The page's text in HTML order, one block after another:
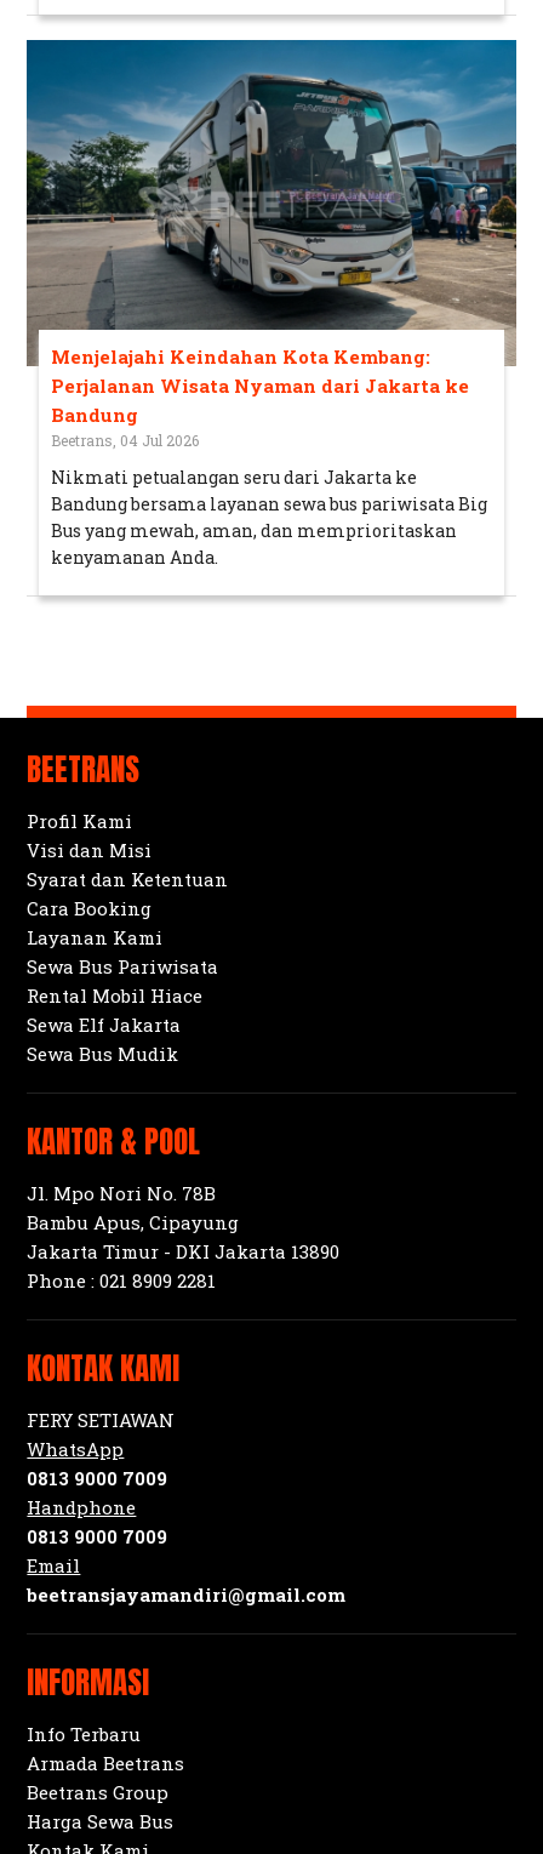
Menjelajahi Keindahan Kota Kembang:
Perjalanan Wisata Nyaman dari Jakarta ke
Bandung
Beetrans, 04 Jul 2026
Nikmati petualangan seru dari Jakarta ke
Bandung bersama layanan sewa bus pariwisata Big
Bus yang mewah, aman, dan memprioritaskan
kenyamanan Anda.
BEETRANS
Profil Kami
Visi dan Misi
Syarat dan Ketentuan
Cara Booking
Layanan Kami
Sewa Bus Pariwisata
Rental Mobil Hiace
Sewa Elf Jakarta
Sewa Bus Mudik
KANTOR & POOL
Jl. Mpo Nori No. 78B
Bambu Apus, Cipayung
Jakarta Timur - DKI Jakarta 13890
Phone :021 8909 2281
KONTAK KAMI
FERY SETIAWAN
WhatsApp
0813 9000 7009
Handphone
0813 9000 7009
Email
beetransjayamandiri@gmail.com
INFORMASI
Info Terbaru
Armada Beetrans
Beetrans Group
Harga Sewa Bus